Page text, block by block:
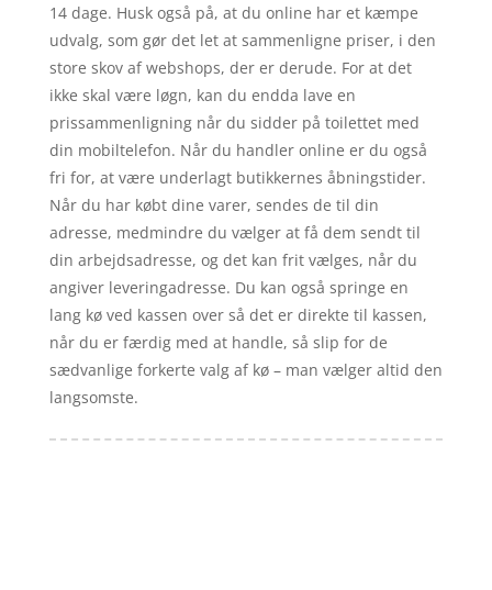
14 dage. Husk også på, at du online har et kæmpe
udvalg, som gør det let at sammenligne priser, i den
store skov af webshops, der er derude. For at det
ikke skal være løgn, kan du endda lave en
prissammenligning når du sidder på toilettet med
din mobiltelefon. Når du handler online er du også
fri for, at være underlagt butikkernes åbningstider.
Når du har købt dine varer, sendes de til din
adresse, medmindre du vælger at få dem sendt til
din arbejdsadresse, og det kan frit vælges, når du
angiver leveringadresse. Du kan også springe en
lang kø ved kassen over så det er direkte til kassen,
når du er færdig med at handle, så slip for de
sædvanlige forkerte valg af kø – man vælger altid den
langsomste.